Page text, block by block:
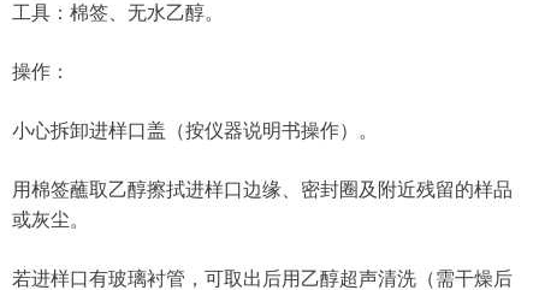
工具：棉签、无水乙醇。
操作：
小心拆卸进样口盖（按仪器说明书操作）。
用棉签蘸取乙醇擦拭进样口边缘、密封圈及附近残留的样品
或灰尘。
若进样口有玻璃衬管，可取出后用乙醇超声清洗（需干燥后